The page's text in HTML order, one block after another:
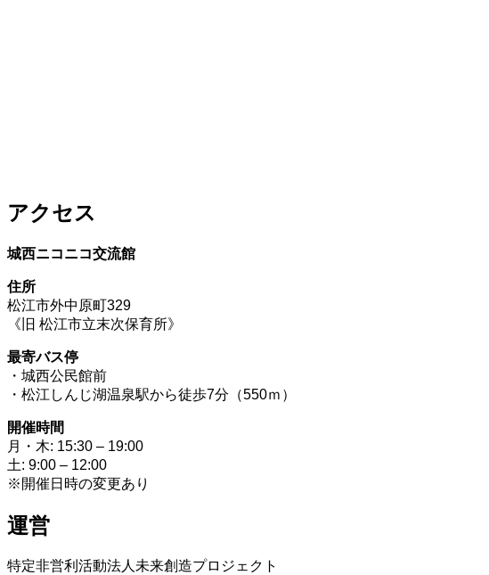
アクセス
城西ニコニコ交流館
住所
松江市外中原町329
《旧 松江市立末次保育所》
最寄バス停
・城西公民館前
・松江しんじ湖温泉駅から徒歩7分（550ｍ）
開催時間
月・木: 15:30 – 19:00
土: 9:00 – 12:00
※開催日時の変更あり
運営
特定非営利活動法人未来創造プロジェクト